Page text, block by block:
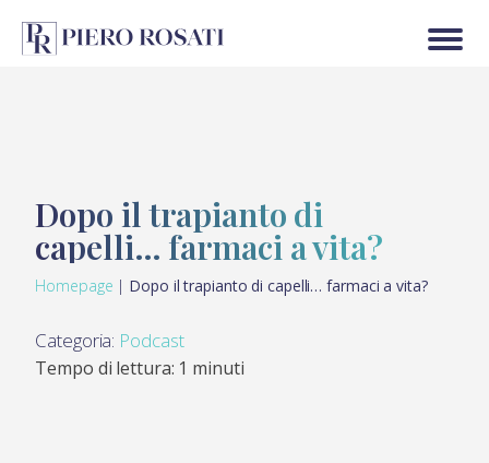
Dopo il trapianto di
capelli… farmaci a vita?
Homepage | Dopo il trapianto di capelli… farmaci a vita?
Categoria: Podcast
Tempo di lettura: 1 minuti